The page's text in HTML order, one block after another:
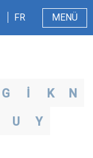
RU FR
G İ K
N
U Y
FR MENÜ